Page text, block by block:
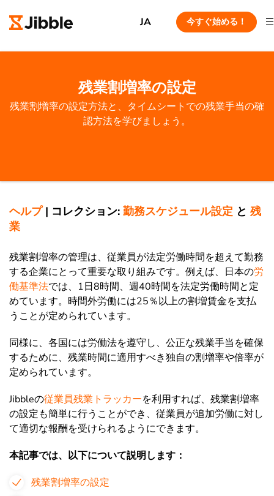
JA 今すぐ始める！
残業割増率の設定
残業割増率の設定方法と、タイムシートでの残業手当の確
認方法を学びましょう。
ヘルプ| コレクション: 勤務スケジュール設定 と 残
業
残業割増率の管理は、従業員が法定労働時間を超えて勤務
する企業にとって重要な取り組みです。例えば、日本の労
働基準法では、1日8時間、週40時間を法定労働時間と定
めています。時間外労働には25％以上の割増賃金を支払
うことが定められています。
同様に、各国には労働法を遵守し、公正な残業手当を確保
するために、残業時間に適用すべき独自の割増率や倍率が
定められています。
Jibbleの従業員残業トラッカーを利用すれば、残業割増率
の設定も簡単に行うことができ、従業員が追加労働に対し
て適切な報酬を受けられるようにできます。
本記事では、以下について説明します：
残業割増率の設定